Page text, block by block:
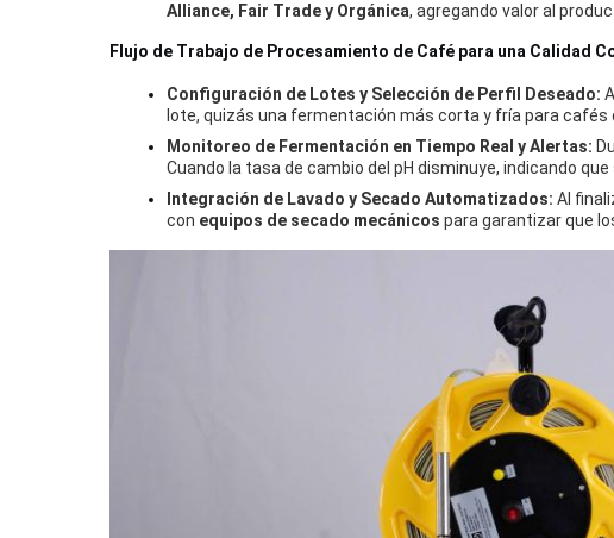
Alliance, Fair Trade y Orgánica, agregando valor al
Flujo de Trabajo de Procesamiento de Café para una Calidad
Configuración de Lotes y Selección de Perfil Deseado:
lote, quizás una fermentación más corta y fría para
Monitoreo de Fermentación en Tiempo Real y Alertas:
Cuando la tasa de cambio del pH disminuye, indicando
Integración de Lavado y Secado Automatizados: Al
con equipos de secado mecánicos para garantizar que